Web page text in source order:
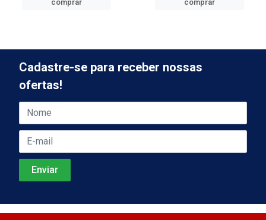
comprar
comprar
Cadastre-se para receber nossas
ofertas!